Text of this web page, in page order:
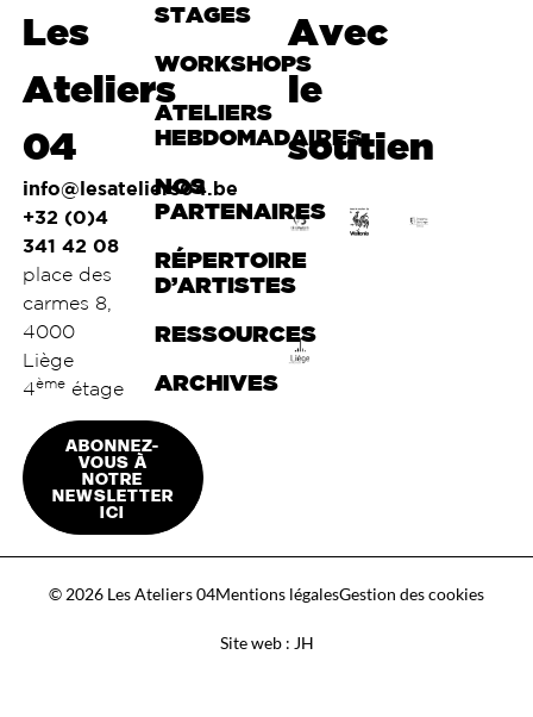
Les
Ateliers
04
info@lesateliers04.be
+32 (0)4
341 42 08
place des
carmes 8,
4000
Liège
4èmeétage
ABONNEZ-
VOUS À
NOTRE
NEWSLETTER
ICI
STAGES
WORKSHOPS
ATELIERS
HEBDOMADAIRES
NOS
PARTENAIRES
RÉPERTOIRE
D’ARTISTES
RESSOURCES
ARCHIVES
Avec
le
soutien
© 2026 Les Ateliers 04Mentions légalesGestion des cookies
Site web : JH